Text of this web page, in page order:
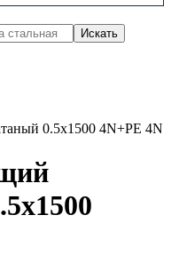
Искать
0.5x1500 4N+PE 4N